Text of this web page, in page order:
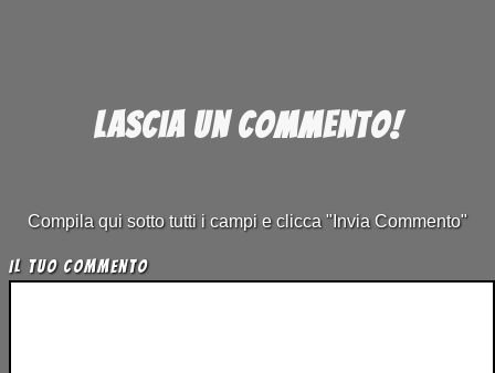
Lascia un commento!
Compila qui sotto tutti i campi e clicca "Invia Commento"
Il tuo Commento